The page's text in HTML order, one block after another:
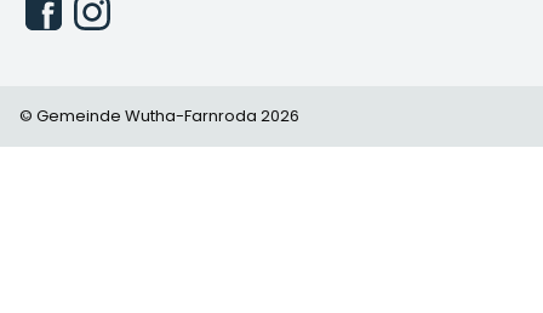
© Gemeinde Wutha-Farnroda 2026